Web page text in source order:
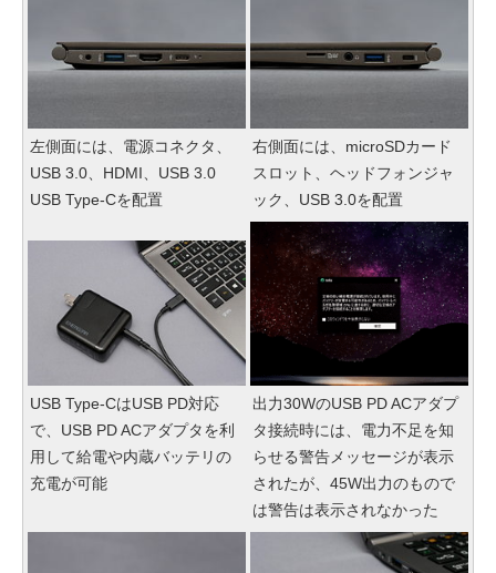
左側面には、電源コネクタ、
USB 3.0、HDMI、USB 3.0
USB Type-Cを配置
右側面には、microSDカード
スロット、ヘッドフォンジャ
ック、USB 3.0を配置
USB Type-CはUSB PD対応
で、USB PD ACアダプタを利
用して給電や内蔵バッテリの
充電が可能
出力30WのUSB PD ACアダプ
タ接続時には、電力不足を知
らせる警告メッセージが表示
されたが、45W出力のもので
は警告は表示されなかった